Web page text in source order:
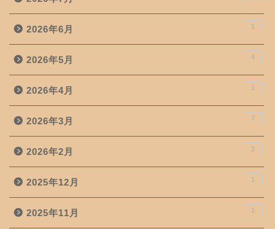
2026年6月 1
2026年5月 4
2026年4月 1
2026年3月 7
2026年2月 2
2025年12月 1
2025年11月 1